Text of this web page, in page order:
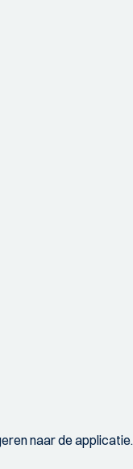
naar de applicatie.